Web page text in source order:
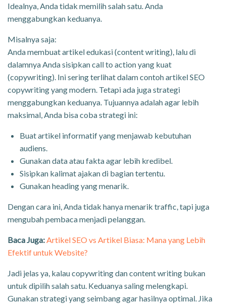
Idealnya, Anda tidak memilih salah satu. Anda
menggabungkan keduanya.
Misalnya saja:
Anda membuat artikel edukasi (content writing), lalu di
dalamnya Anda sisipkan call to action yang kuat
(copywriting). Ini sering terlihat dalam contoh artikel SEO
copywriting yang modern. Tetapi ada juga strategi
menggabungkan keduanya. Tujuannya adalah agar lebih
maksimal, Anda bisa coba strategi ini:
Buat artikel informatif yang menjawab kebutuhan
audiens.
Gunakan data atau fakta agar lebih kredibel.
Sisipkan kalimat ajakan di bagian tertentu.
Gunakan heading yang menarik.
Dengan cara ini, Anda tidak hanya menarik traffic, tapi juga
mengubah pembaca menjadi pelanggan.
Baca Juga: Artikel SEO vs Artikel Biasa: Mana yang Lebih
Efektif untuk Website?
Jadi jelas ya, kalau copywriting dan content writing bukan
untuk dipilih salah satu. Keduanya saling melengkapi.
Gunakan strategi yang seimbang agar hasilnya optimal. Jika